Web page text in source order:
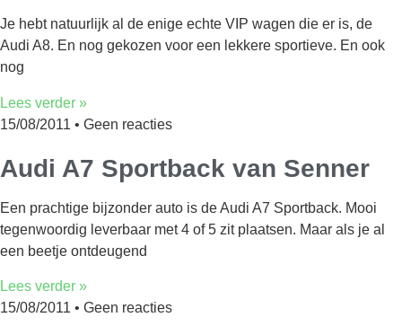
Je hebt natuurlijk al de enige echte VIP wagen die er is, de
Audi A8. En nog gekozen voor een lekkere sportieve. En ook
nog
Lees verder »
15/08/2011
Geen reacties
Audi A7 Sportback van Senner
Een prachtige bijzonder auto is de Audi A7 Sportback. Mooi
tegenwoordig leverbaar met 4 of 5 zit plaatsen. Maar als je al
een beetje ontdeugend
Lees verder »
15/08/2011
Geen reacties